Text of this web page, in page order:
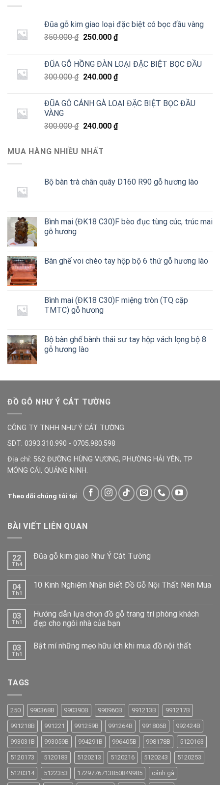
Đũa gỗ kim giao loại đặc biệt có bọc đầu vàng
350.000₫ Giá
350.000 ₫.
250.000 ₫Giá
là:
250.000 ₫.
ĐŨA GỖ HỒNG ĐÀN LOẠI ĐẶC BIỆT BỌC ĐẦU
300.000₫ Giá
là:
300.000 ₫.
240.000 ₫Giá
là:
ĐŨA GỖ CÁNH GÀ LOẠI ĐẶC BIỆT BỌC ĐẦU
VÀNG
300.000₫ Giá
là:
300.000 ₫.
240.000 ₫Giá
MUA HÀNG NHIỀU NHẤT
Bộ bàn trà chân quây D160 R90 gỗ hương lào
Bình mai (ĐK18 C30)F bèo đục tùng cúc, trúc mai
gỗ hương
Bàn ghế voi chèo tay hộp bộ 6 thứ gỗ hương lào
Bình mai (ĐK18 C30)F miệng tròn (TQ cặp
TMTC) gỗ hương
Bộ bàn ghế bành thái sư tay hộp vách lọng bộ 8
gỗ hương lào
ĐỒ GỖ NHƯ Ý CÁT TƯỜNG
CÔNG TY TNHH NHƯ Ý CÁT TƯỜNG
SDT: 0393.310.990 - 0705.980.598
Địa chỉ: 562 ĐƯỜNG HÙNG VƯƠNG, PHƯỜNG HẢI YÊN, TP
MÓNG CÁI, QUẢNG NINH.
Theo dõi chúng tôi tại
BÀI VIẾT LIÊN QUAN
22
Th4
Đũa gỗ kim giao Như Ý Cát Tường
04
Th1
10 Kinh Nghiệm Nhận Biết Đồ Gỗ Nội Thất Nên Mua
03
Th1
Hướng dẫn lựa chọn đồ gỗ trang trí phòng khách
đẹp cho ngôi nhà của bạn
03
Th1
Bật mí những mẹo hữu ích khi mua đồ nội thất
TAGS
250 990368B 990390B 990960B 991213B 991217B
991218B 991221 991259B 991264B 991806B 992424B
993031B 993059B 994291B 996405B 998178B 5120163
5120173 5120183 5120213 5120216 5120243 5120253
5120314 5122353 1729776713850849985 cánh gà